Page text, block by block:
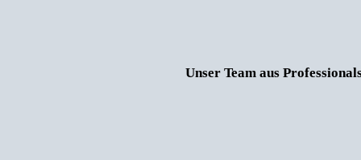
Unser Team aus